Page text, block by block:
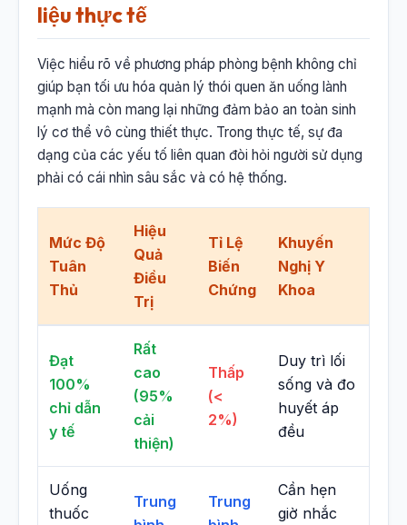
liệu thực tế
Việc hiểu rõ về phương pháp phòng bệnh không chỉ
giúp bạn tối ưu hóa quản lý thói quen ăn uống lành
mạnh mà còn mang lại những đảm bảo an toàn sinh
lý cơ thể vô cùng thiết thực. Trong thực tế, sự đa
dạng của các yếu tố liên quan đòi hỏi người sử dụng
phải có cái nhìn sâu sắc và có hệ thống.
Mức Độ
Tuân
Thủ
Hiệu
Quả
Điều
Trị
Tỉ Lệ
Biến
Chứng
Khuyến
Nghị Y
Khoa
Đạt
100%
chỉ dẫn
y tế
Rất
cao
(95%
cải
thiện)
Thấp
(<
2%)
Duy trì lối
sống và đo
huyết áp
đều
Uống
thuốc
Trung
Trung
Cần hẹn
giờ nhắc